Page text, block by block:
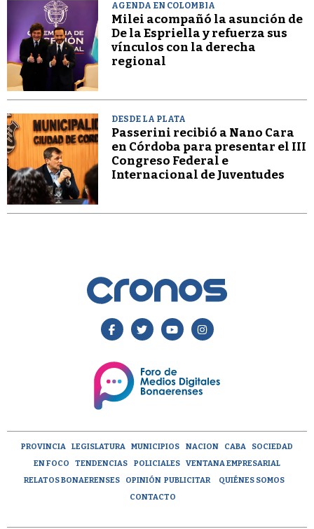
AGENDA EN COLOMBIA
Milei acompañó la asunción de
De la Espriella y refuerza sus
vínculos con la derecha
regional
DESDE LA PLATA
Passerini recibió a Nano Cara
en Córdoba para presentar el III
Congreso Federal e
Internacional de Juventudes
PROVINCIA LEGISLATURA MUNICIPIOS NACION CABA
SOCIEDAD
EN FOCO
TENDENCIAS POLICIALES
VENTANA EMPRESARIAL
RELATOS BONAERENSES
OPINIÓN PUBLICITAR
QUIÉNES SOMOS
CONTACTO